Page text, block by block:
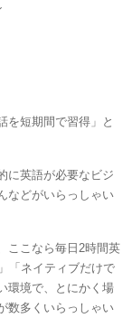
を短期間で習得」と
に英語が必要なビジ
などがいらっしゃい
ここなら毎日2時間英
「ネイティブだけで
環境で、とにかく場
数多くいらっしゃい